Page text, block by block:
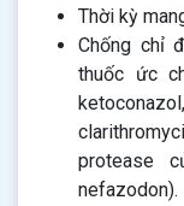
Thời kỳ
Chống chỉ
thuốc ức
protease
nefazodon).